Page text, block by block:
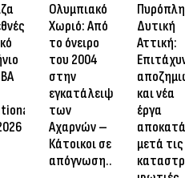
Ολυμπιακό
Χωριό: Από
το όνειρο
του 2004
στην
εγκατάλειψη
των
Αχαρνών –
Κάτοικοι σε
απόγνωση…
Δυτική
Αττική:
και νέα
έργα
μετά τις